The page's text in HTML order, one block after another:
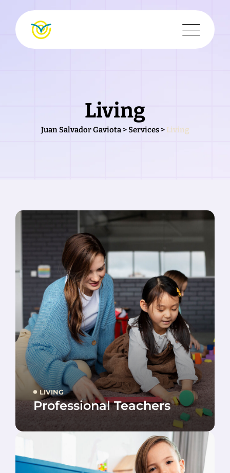
content
Living
Juan Salvador Gaviota> Services> Living
LIVING
Professional Teachers